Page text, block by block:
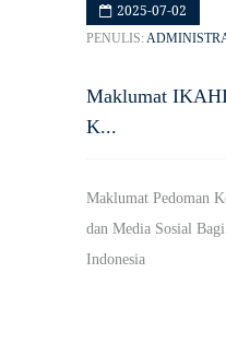
2025-07-02
PENULIS:
Maklumat IKAHI
K...
Maklumat Pedoman
dan Media Sosial
Indonesia